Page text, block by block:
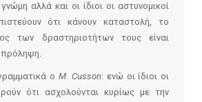
αλλά και οι ίδιοι οι αστυνομικοί
ότι κάνουν καταστολή, το
των δραστηριοτήτων τους είναι
πρόληψη.
οM. Cusson: ενώ οι ίδιοι οι
ότι ασχολούνται κυρίως με την